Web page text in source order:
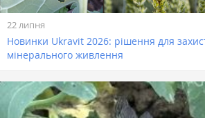
22 липня
Новинки Ukravit 2026: рішення для
мінерального живлення